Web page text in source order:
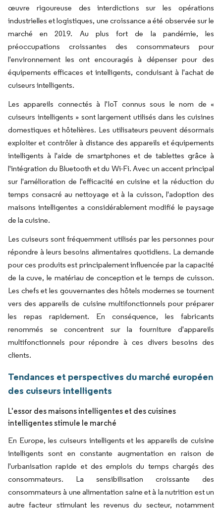
œuvre rigoureuse des interdictions sur les opérations
industrielles et logistiques, une croissance a été observée sur le
marché en 2019. Au plus fort de la pandémie, les
préoccupations croissantes des consommateurs pour
l'environnement les ont encouragés à dépenser pour des
équipements efficaces et intelligents, conduisant à l'achat de
cuiseurs intelligents.
Les appareils connectés à l'IoT connus sous le nom de «
cuiseurs intelligents » sont largement utilisés dans les cuisines
domestiques et hôtelières. Les utilisateurs peuvent désormais
exploiter et contrôler à distance des appareils et équipements
intelligents à l'aide de smartphones et de tablettes grâce à
l'intégration du Bluetooth et du Wi-Fi. Avec un accent principal
sur l'amélioration de l'efficacité en cuisine et la réduction du
temps consacré au nettoyage et à la cuisson, l'adoption des
maisons intelligentes a considérablement modifié le paysage
de la cuisine.
Les cuiseurs sont fréquemment utilisés par les personnes pour
répondre à leurs besoins alimentaires quotidiens. La demande
pour ces produits est principalement influencée par la capacité
de la cuve, le matériau de conception et le temps de cuisson.
Les chefs et les gouvernantes des hôtels modernes se tournent
vers des appareils de cuisine multifonctionnels pour préparer
les repas rapidement. En conséquence, les fabricants
renommés se concentrent sur la fourniture d'appareils
multifonctionnels pour répondre à ces divers besoins des
clients.
Tendances et perspectives du marché européen
des cuiseurs intelligents
L'essor des maisons intelligentes et des cuisines
intelligentes stimule le marché
En Europe, les cuiseurs intelligents et les appareils de cuisine
intelligents sont en constante augmentation en raison de
l'urbanisation rapide et des emplois du temps chargés des
consommateurs. La sensibilisation croissante des
consommateurs à une alimentation saine et à la nutrition est un
autre facteur stimulant les revenus du secteur, notamment